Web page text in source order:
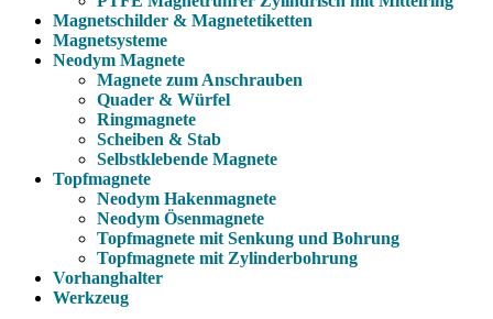
Magnetschilder & Magnetetiketten
Magnetsysteme
Neodym Magnete
Magnete zum Anschrauben
Quader & Würfel
Ringmagnete
Scheiben & Stab
Selbstklebende Magnete
Topfmagnete
Neodym Hakenmagnete
Neodym Ösenmagnete
Topfmagnete mit Senkung und Bohrung
Topfmagnete mit Zylinderbohrung
Vorhanghalter
Werkzeug